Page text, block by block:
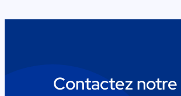
Contactez notre